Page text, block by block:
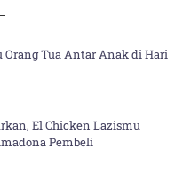
Orang Tua Antar Anak di Hari
El Chicken Lazismu
Pembeli